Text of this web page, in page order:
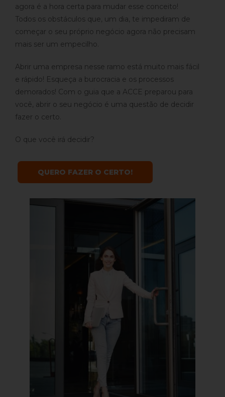
agora é a hora certa para mudar esse conceito!
Todos os obstáculos que, um dia, te impediram de
começar o seu próprio negócio agora não precisam
mais ser um empecilho.
Abrir uma empresa nesse ramo está muito mais fácil
e rápido! Esqueça a burocracia e os processos
demorados! Com o guia que a ACCE preparou para
você, abrir o seu negócio é uma questão de decidir
fazer o certo.
O que você irá decidir?
QUERO FAZER O CERTO!